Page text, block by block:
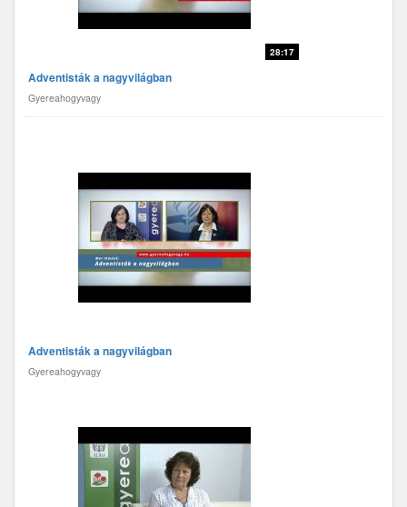
28:17
Adventisták a nagyvilágban
Gyereahogyvagy
Adventisták a nagyvilágban
Gyereahogyvagy